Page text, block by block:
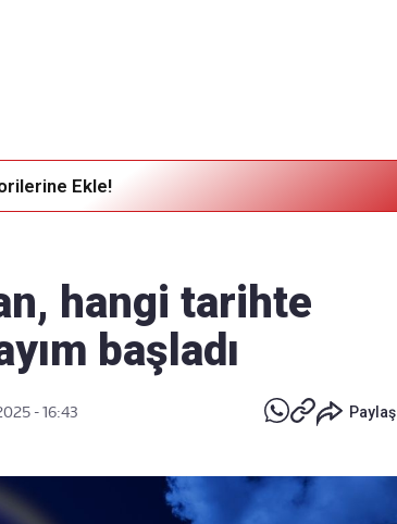
Ekle!
hangi tarihte
başladı
- 16:43 Paylaş